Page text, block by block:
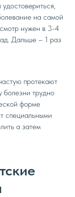
на самой
нужен в 3-4
Дальше – 1 раз
протекают
болезни трудно
форме
специальными
а затем